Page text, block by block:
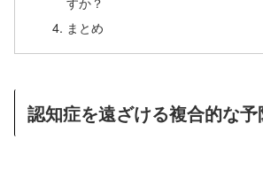
まとめ
認知症を遠ざける複合的な